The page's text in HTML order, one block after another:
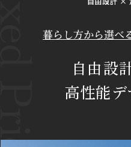
暮らし方から選べ
自由設
高性能